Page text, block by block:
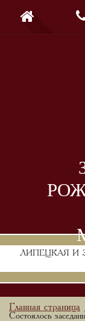
ЛИПЕЦКАЯ И

Главная страница
Состоялось